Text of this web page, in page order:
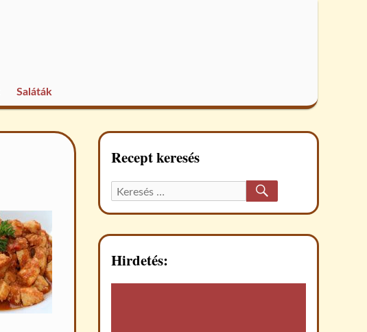
Saláták
Recept keresés
Keresett
recept:
Hirdetés: